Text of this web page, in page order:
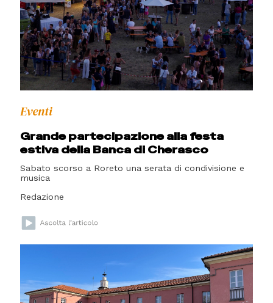
Eventi
Grande partecipazione alla festa
estiva della Banca di Cherasco
Sabato scorso a Roreto una serata di condivisione e
musica
Redazione